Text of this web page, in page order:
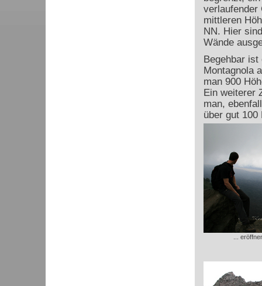
verlaufender
mittleren
NN. Hier
Wände
Begehbar ist
Montagnola
man 900
Ein weiterer
man,
über gut 100
...